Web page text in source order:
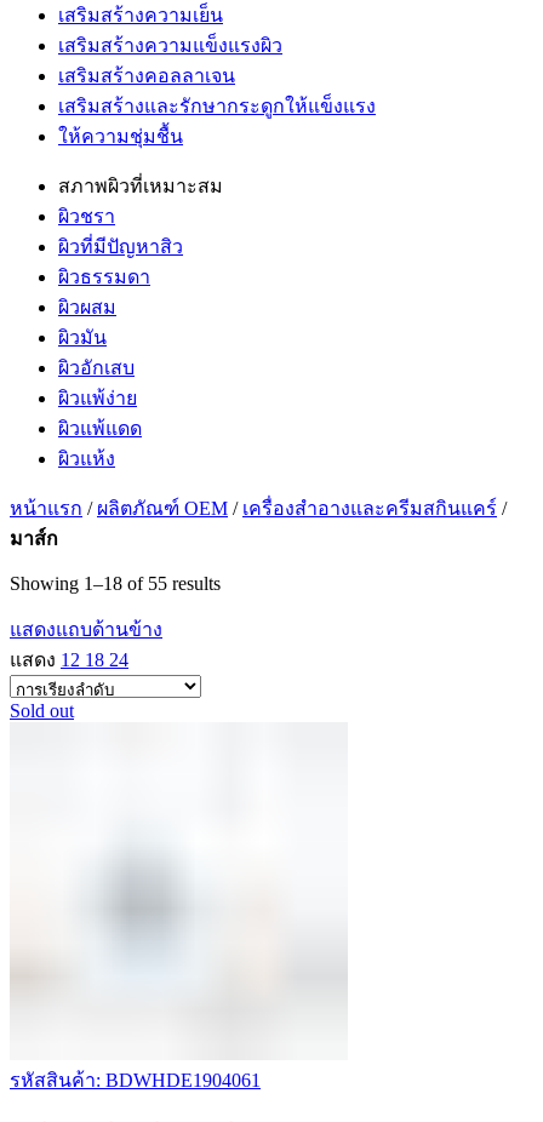
เสริมสร้างความเย็น
เสริมสร้างความแข็งแรงผิว
เสริมสร้างคอลลาเจน
เสริมสร้างและรักษากระดูกให้แข็งแรง
ให้ความชุ่มชื้น
สภาพผิวที่เหมาะสม
ผิวชรา
ผิวที่มีปัญหาสิว
ผิวธรรมดา
ผิวผสม
ผิวมัน
ผิวอักเสบ
ผิวแพ้ง่าย
ผิวแพ้แดด
ผิวแห้ง
หน้าแรก / ผลิตภัณฑ์ OEM / เครื่องสำอางและครีมสกินแคร์ /
มาส์ก
Showing 1–18 of 55 results
แสดงแถบด้านข้าง
แสดง 12 18 24
Sold out
รหัสสินค้า: BDWHDE1904061